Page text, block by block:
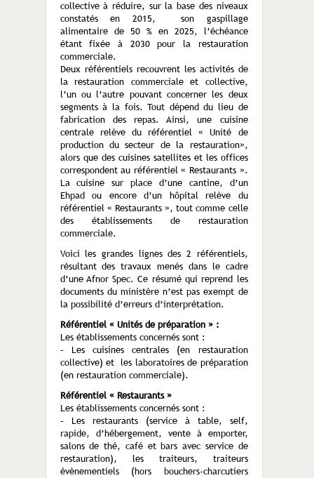
collective à réduire, sur la base des niveaux
constatés en 2015, son gaspillage
alimentaire de 50 % en 2025, l’échéance
étant fixée à 2030 pour la restauration
commerciale.
Deux référentiels recouvrent les activités de
la restauration commerciale et collective,
l’un ou l’autre pouvant concerner les deux
segments à la fois. Tout dépend du lieu de
fabrication des repas. Ainsi, une cuisine
centrale relève du référentiel « Unité de
production du secteur de la restauration»,
alors que des cuisines satellites et les offices
correspondent au référentiel « Restaurants ».
La cuisine sur place d’une cantine, d’un
Ehpad ou encore d’un hôpital relève du
référentiel « Restaurants », tout comme celle
des établissements de restauration
commerciale.
Voici les grandes lignes des 2 référentiels,
résultant des travaux menés dans le cadre
d’une Afnor Spec. Ce résumé qui reprend les
documents du ministère n’est pas exempt de
la possibilité d’erreurs d’interprétation.
Référentiel « Unités de préparation » :
Les établissements concernés sont :
– Les cuisines centrales (en restauration
collective) et les laboratoires de préparation
(en restauration commerciale).
Référentiel « Restaurants »
Les établissements concernés sont :
– Les restaurants (service à table, self,
rapide, d’hébergement, vente à emporter,
salons de thé, café et bars avec service de
restauration), les traiteurs, traiteurs
évènementiels (hors bouchers-charcutiers